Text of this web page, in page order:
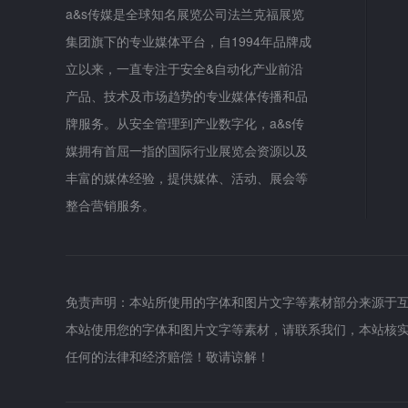
a&s传媒是全球知名展览公司法兰克福展览
集团旗下的专业媒体平台，自1994年品牌成
立以来，一直专注于安全&自动化产业前沿
产品、技术及市场趋势的专业媒体传播和品
牌服务。从安全管理到产业数字化，a&s传
媒拥有首屈一指的国际行业展览会资源以及
丰富的媒体经验，提供媒体、活动、展会等
整合营销服务。
免责声明：本站所使用的字体和图片文字等素材部分来源
本站使用您的字体和图片文字等素材，请联系我们，本站
任何的法律和经济赔偿！敬请谅解！